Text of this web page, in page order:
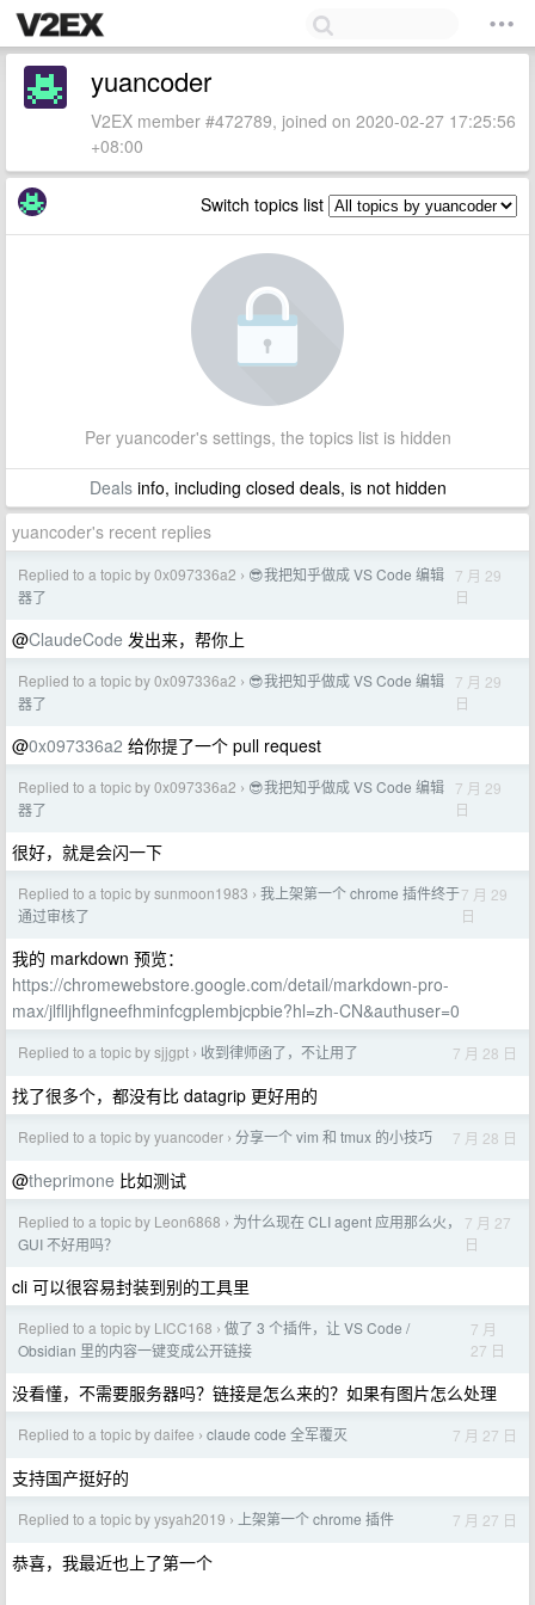
yuancoder
V2EX member #472789, joined on 2020-02-27 17:25:56
+08:00
Switch topics list
Per yuancoder's settings, the topics list is hidden
Dealsinfo, including closed deals, is not hidden
yuancoder's recent replies
Replied to a topic by 0x097336a2 › 😎我把知乎做成 VS Code 编辑
器了
7 月 29
日
@ClaudeCode 发出来，帮你上
Replied to a topic by 0x097336a2 › 😎我把知乎做成 VS Code 编辑
器了
7 月 29
日
@0x097336a2 给你提了一个 pull request
Replied to a topic by 0x097336a2 › 😎我把知乎做成 VS Code 编辑
器了
7 月 29
日
很好，就是会闪一下
Replied to a topic by sunmoon1983 › 我上架第一个 chrome 插件终于
通过审核了
7 月 29
日
我的 markdown 预览：
https://chromewebstore.google.com/detail/markdown-pro-
max/jlflljhflgneefhminfcgplembjcpbie?hl=zh-CN&authuser=0
Replied to a topic by sjjgpt › 收到律师函了，不让用了 7 月 28 日
找了很多个，都没有比 datagrip 更好用的
Replied to a topic by yuancoder › 分享一个 vim 和 tmux 的小技巧 7 月 28 日
@theprimone 比如测试
Replied to a topic by Leon6868 › 为什么现在 CLI agent 应用那么火，
GUI 不好用吗？
7 月 27
日
cli 可以很容易封装到别的工具里
Replied to a topic by LICC168 › 做了 3 个插件，让 VS Code /
Obsidian 里的内容一键变成公开链接
7 月
27 日
没看懂，不需要服务器吗？链接是怎么来的？如果有图片怎么处理
Replied to a topic by daifee › claude code 全军覆灭 7 月 27 日
支持国产挺好的
Replied to a topic by ysyah2019 › 上架第一个 chrome 插件 7 月 27 日
恭喜，我最近也上了第一个